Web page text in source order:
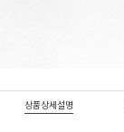
상품상세설명